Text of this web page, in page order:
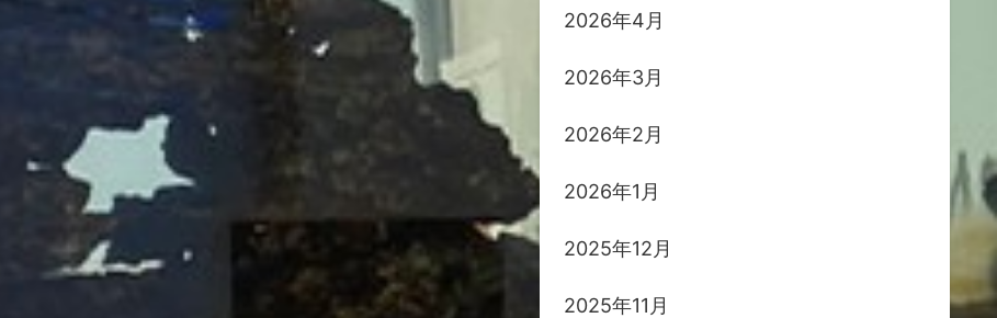
2026年4月
2026年3月
2026年2月
2026年1月
2025年12月
2025年11月